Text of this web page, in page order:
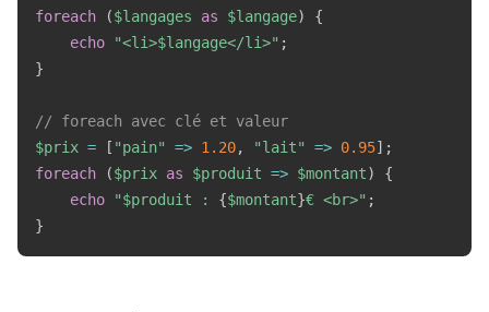
foreach
($langages as $langage)
{
echo
"<li>$langage</li>" ;
}
// foreach avec clé et valeur
$prix = [ "pain" => 1.20, "lait" => 0.95] ;
foreach
($prix as $produit => $montant)
{
echo
"$produit : {$montant}€ <br>" ;
}